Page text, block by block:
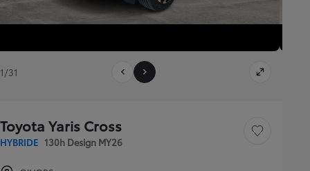
1/31
Toyota Yaris Cross
HYBRIDE 130h Design MY26
Sauvegarder le